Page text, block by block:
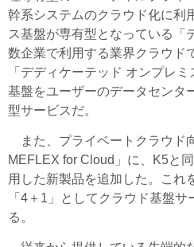
幹系システムのクラウド化に利
ス基盤が専有型となっている「
数企業で利用する業界クラウド
「デディケーテッド オンプレ
基盤をユーザーのデータセンタ
型サービスだ。
また、プライベートクラウド
MEFLEX for Cloud」に、K5と
用した新製品を追加した。これ
「4＋1」としてクラウド基盤
る。